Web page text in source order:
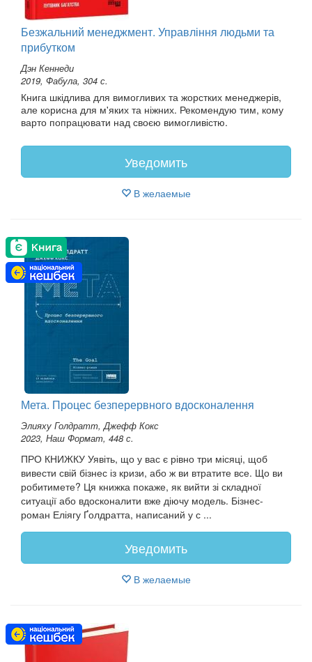
Безжальний менеджмент. Управління людьми та
прибутком
Дэн Кеннеди
2019, Фабула, 304 с.
Книга шкідлива для вимогливих та жорстких менеджерів,
але корисна для м'яких та ніжних. Рекомендую тим, кому
варто попрацювати над своєю вимогливістю.
Уведомить
В желаемые
Мета. Процес безперервного вдосконалення
Элияху Голдратт, Джефф Кокс
2023, Наш Формат, 448 с.
ПРО КНИЖКУ Уявіть, що у вас є рівно три місяці, щоб
вивести свій бізнес із кризи, або ж ви втратите все. Що ви
робитимете? Ця книжка покаже, як вийти зі складної
ситуації або вдосконалити вже діючу модель. Бізнес-
роман Еліягу Ґолдратта, написаний у с ...
Уведомить
В желаемые